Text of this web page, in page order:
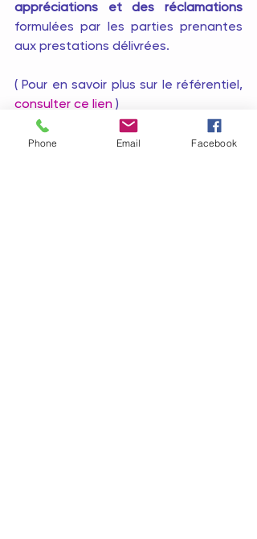
appréciations et des réclamations
formulées par les parties prenantes
aux prestations délivrées.
consulter ce lien )
Phone Email Facebook